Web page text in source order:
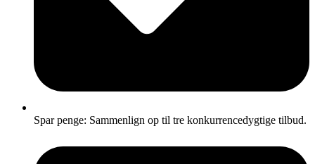
Spar penge: Sammenlign op til tre konkurrencedygtige tilbud.